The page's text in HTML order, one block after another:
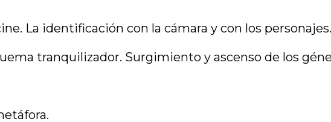
La identificación con la cámara y con los personajes.
tranquilizador. Surgimiento y ascenso de los